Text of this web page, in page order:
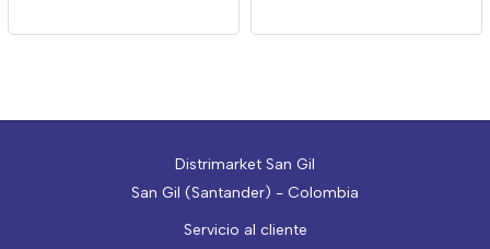
Distrimarket San Gil
San Gil (Santander) - Colombia
Servicio al cliente